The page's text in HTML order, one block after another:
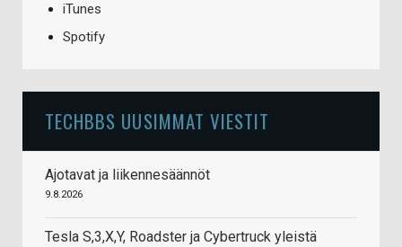
iTunes
Spotify
TECHBBS UUSIMMAT VIESTIT
Ajotavat ja liikennesäännöt
9.8.2026
Tesla S,3,X,Y, Roadster ja Cybertruck yleistä